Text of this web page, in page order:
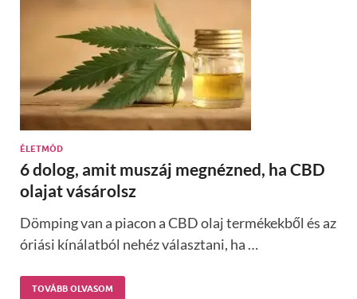
ÉLETMÓD
6 dolog, amit muszáj megnézned, ha CBD
olajat vásárolsz
Dömping van a piacon a CBD olaj termékekből és az
óriási kínálatból nehéz választani, ha …
TOVÁBB OLVASOM